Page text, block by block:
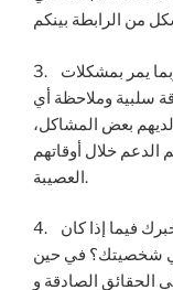
3. كُن مصدر دعم لهم – كل عضو من الأسرة ربما يمر بمشكلات
سلبية وملاحظة أي
بعض المشاكل،
الدعم خلال أوقاتهم
العصيبة.
4. قدم لهم النصيحة الحقيقية – من أيضاً سيخبرك فيما إذا كان
شخصيتك؟ في حين
الحقائق الصادقة و